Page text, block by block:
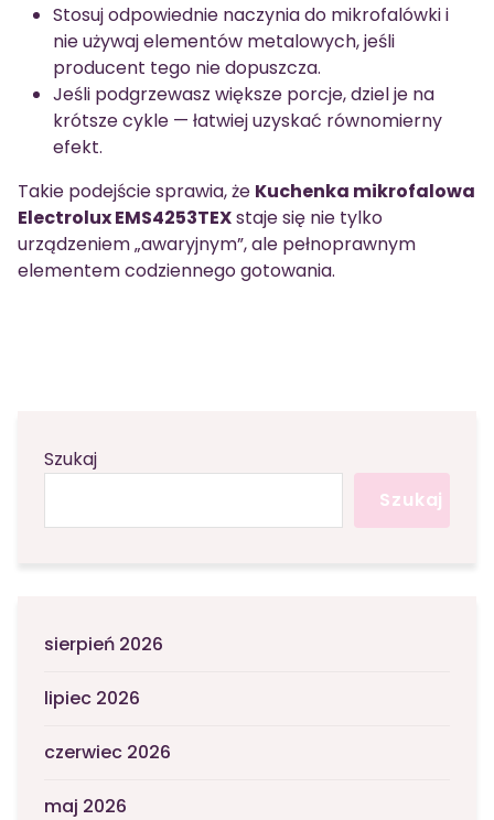
Stosuj odpowiednie naczynia do mikrofalówki i
nie używaj elementów metalowych, jeśli
producent tego nie dopuszcza.
Jeśli podgrzewasz większe porcje, dziel je na
krótsze cykle — łatwiej uzyskać równomierny
efekt.
Takie podejście sprawia, że Kuchenka mikrofalowa
Electrolux EMS4253TEXstaje się nie tylko
urządzeniem „awaryjnym”, ale pełnoprawnym
elementem codziennego gotowania.
Szukaj
Szukaj
sierpień 2026
lipiec 2026
czerwiec 2026
maj 2026